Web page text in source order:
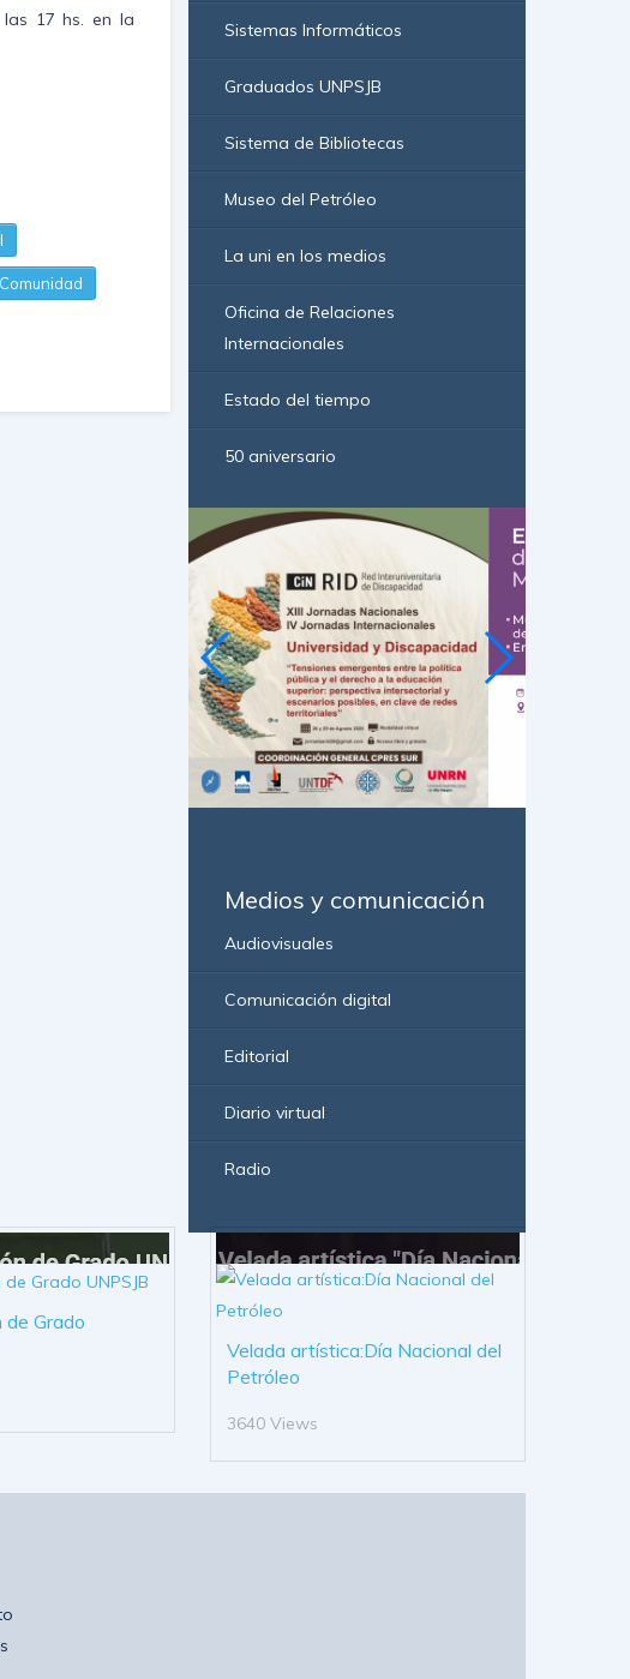
17 hs. en la
Comunidad
Sistemas Informáticos
Graduados UNPSJB
Sistema de Bibliotecas
Museo del Petróleo
La uni en los medios
Oficina de Relaciones
Internacionales
Estado del tiempo
50 aniversario
Medios y comunicación
Audiovisuales
Comunicación digital
Editorial
Diario virtual
Radio
de Grado
Velada artística:Día Nacional del
Petróleo
3640 Views